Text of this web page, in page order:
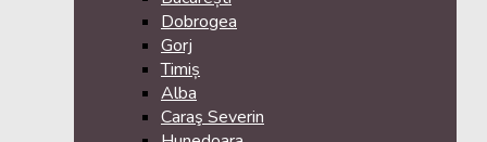
Dobrogea
Gorj
Timiș
Alba
Caraş Severin